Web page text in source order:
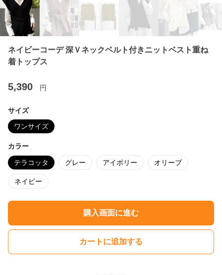
ネイビーコーデ 深Ｖネックベルト付きニットベスト重ね
着トップス
5,390 円
サイズ
ワンサイズ
カラー
テラコッタ グレー アイボリー オリーブ
ネイビー
購入画面に進む
カートに追加する